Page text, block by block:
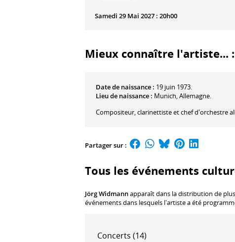
Samedi 29 Mai 2027 : 20h00
Mieux connaître l'artiste...
Date de naissance : 19 juin 1973.
Lieu de naissance : Munich, Allemagne.
Compositeur, clarinettiste et chef d'orchestre
Partager sur :
Tous les événements
Jörg Widmannapparaît dans la distribution de
événements dans lesquels l'artiste a été
Concerts (14)